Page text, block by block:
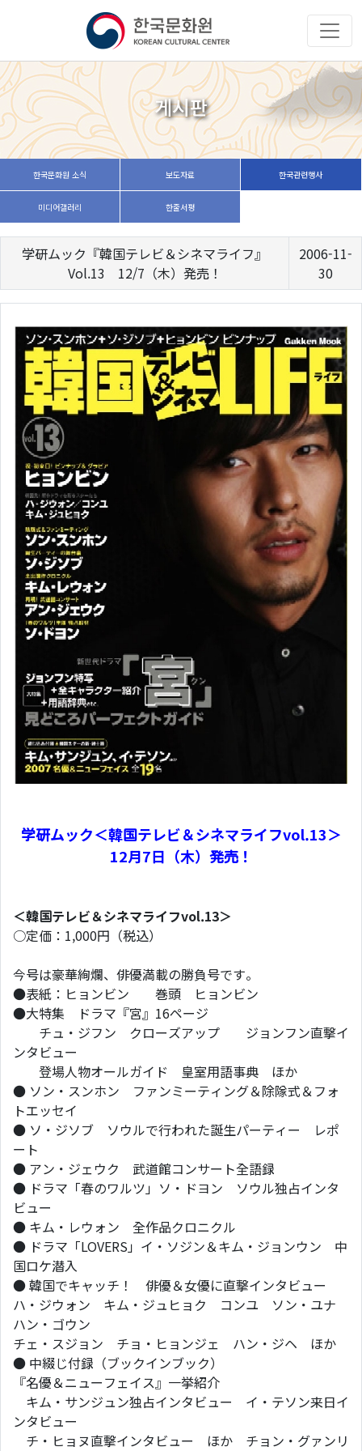
게시판
한국문화원 소식 보도자료 한국관련행사
미디어갤러리 한줄서평
学研ムック『韓国テレビ＆シネマライフ』
Vol.13 12/7（木）発売！
2006-11-
30
学研ムック＜韓国テレビ＆シネマライフvol.13＞
12月7日（木）発売！
＜韓国テレビ＆シネマライフvol.13＞
○定価：1,000円（税込）
今号は豪華絢爛、俳優満載の勝負号です。
●表紙：ヒョンビン 巻頭 ヒョンビン
●大特集 ドラマ『宮』16ページ
チュ・ジフン クローズアップ ジョンフン直撃イ
ンタビュー
登場人物オールガイド 皇室用語事典 ほか
● ソン・スンホン ファンミーティング＆除隊式＆フォ
トエッセイ
● ソ・ジソブ ソウルで行われた誕生パーティー レポ
ート
● アン・ジェウク 武道館コンサート全語録
● ドラマ「春のワルツ」ソ・ドヨン ソウル独占インタ
ビュー
● キム・レウォン 全作品クロニクル
● ドラマ「LOVERS」イ・ソジン＆キム・ジョンウン 中
国ロケ潜入
● 韓国でキャッチ！ 俳優＆女優に直撃インタビュー
ハ・ジウォン キム・ジュヒョク コンユ ソン・ユナ
ハン・ゴウン
チェ・スジョン チョ・ヒョンジェ ハン・ジヘ ほか
● 中綴じ付録（ブックインブック）
『名優＆ニューフェイス』一挙紹介
キム・サンジュン独占インタビュー イ・テソン来日イ
ンタビュー
チ・ヒョヌ直撃インタビュー ほか チョン・グァンリ